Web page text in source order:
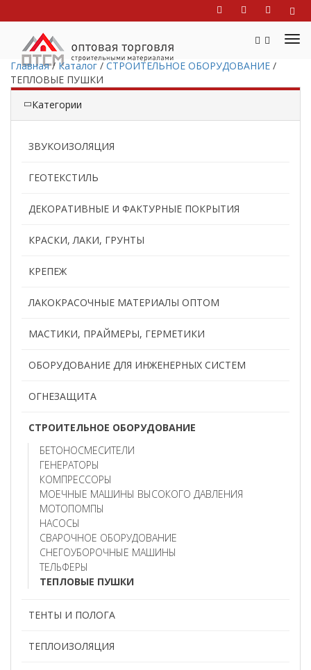
Главная /Каталог / СТРОИТЕЛЬНОЕ ОБОРУДОВАНИЕ /
ТЕПЛОВЫЕ ПУШКИ
Категории
ЗВУКОИЗОЛЯЦИЯ
ГЕОТЕКСТИЛЬ
ДЕКОРАТИВНЫЕ И ФАКТУРНЫЕ ПОКРЫТИЯ
КРАСКИ, ЛАКИ, ГРУНТЫ
КРЕПЕЖ
ЛАКОКРАСОЧНЫЕ МАТЕРИАЛЫ ОПТОМ
МАСТИКИ, ПРАЙМЕРЫ, ГЕРМЕТИКИ
ОБОРУДОВАНИЕ ДЛЯ ИНЖЕНЕРНЫХ СИСТЕМ
ОГНЕЗАЩИТА
СТРОИТЕЛЬНОЕ ОБОРУДОВАНИЕ
БЕТОНОСМЕСИТЕЛИ
ГЕНЕРАТОРЫ
КОМПРЕССОРЫ
МОЕЧНЫЕ МАШИНЫ ВЫСОКОГО ДАВЛЕНИЯ
МОТОПОМПЫ
НАСОСЫ
СВАРОЧНОЕ ОБОРУДОВАНИЕ
СНЕГОУБОРОЧНЫЕ МАШИНЫ
ТЕЛЬФЕРЫ
ТЕПЛОВЫЕ ПУШКИ
ТЕНТЫ И ПОЛОГА
ТЕПЛОИЗОЛЯЦИЯ